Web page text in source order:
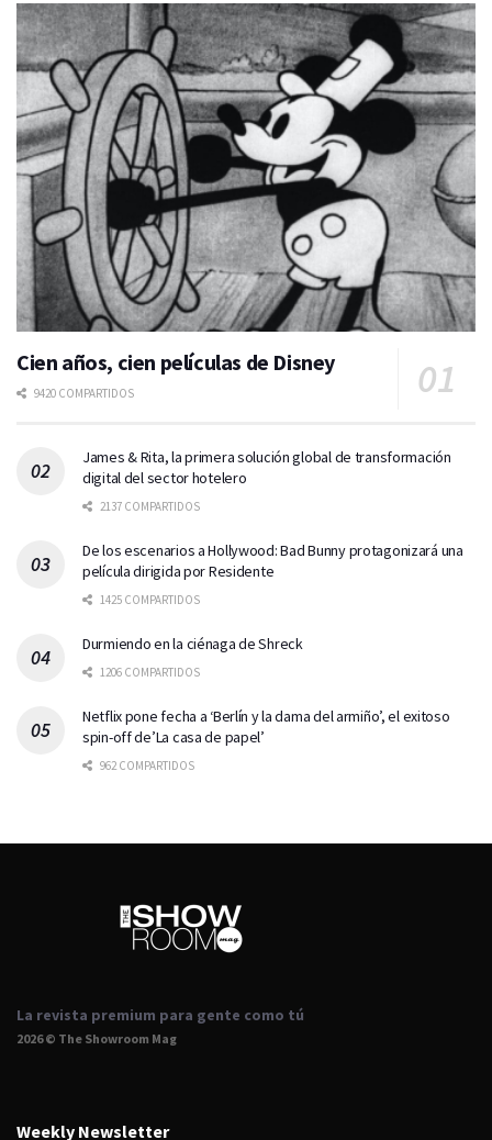
Cien años, cien películas de Disney
9420 COMPARTIDOS
James & Rita, la primera solución global de transformación
digital del sector hotelero
2137 COMPARTIDOS
De los escenarios a Hollywood: Bad Bunny protagonizará una
película dirigida por Residente
1425 COMPARTIDOS
Durmiendo en la ciénaga de Shreck
1206 COMPARTIDOS
Netflix pone fecha a ‘Berlín y la dama del armiño’, el exitoso
spin-off de’La casa de papel’
962 COMPARTIDOS
La revista premium para gente como tú
2026 © The Showroom Mag
Weekly Newsletter